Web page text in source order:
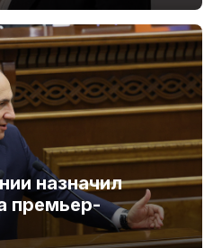
назначил
премьер-